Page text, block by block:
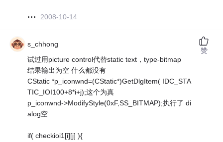
2008-10-14
s_chhong
试过用picture control代替static text，type-bitmap
结果输出为空 什么都没有
CStatic *p_iconwnd=(CStatic*)GetDlgItem( IDC_STA
TIC_IOI100+8*i+j);这个为真
p_iconwnd->ModifyStyle(0xF,SS_BITMAP);执行了 di
alog空
if( checkioi1[i][j] ){
赞